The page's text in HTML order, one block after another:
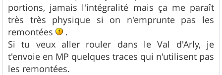
portions, jamais l'intégralité mais ça me paraît
très très physique si on n'emprunte pas les
remontées
.
Si tu veux aller rouler dans le Val d'Arly, je
t'envoie en MP quelques traces qui n'utilisent pas
les remontées.